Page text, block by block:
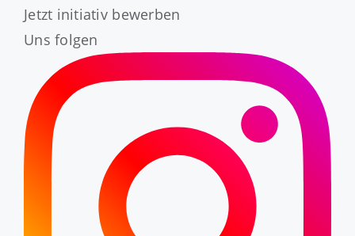
Jetzt initiativ bewerben
Uns folgen